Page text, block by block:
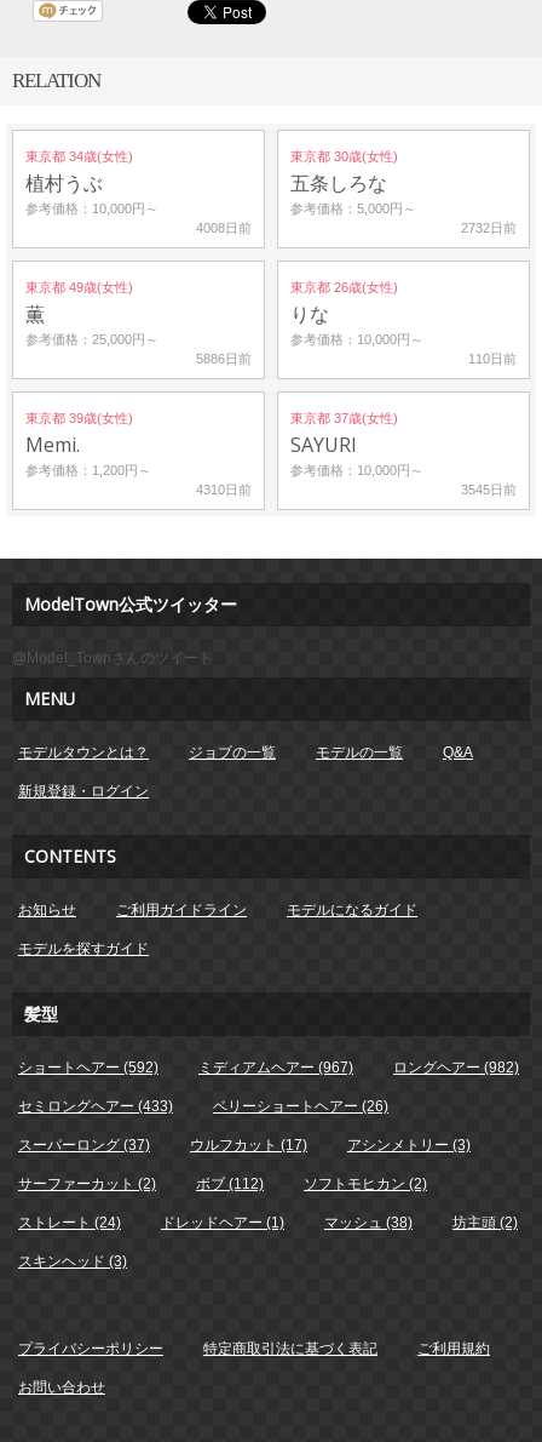
RELATION
東京都 34歳(女性)
植村うぶ
参考価格：10,000円～
4008日前
東京都 30歳(女性)
五条しろな
参考価格：5,000円～
2732日前
東京都 49歳(女性)
薫
参考価格：25,000円～
5886日前
東京都 26歳(女性)
りな
参考価格：10,000円～
110日前
東京都 39歳(女性)
Memi.
参考価格：1,200円～
4310日前
東京都 37歳(女性)
SAYURI
参考価格：10,000円～
3545日前
ModelTown公式ツイッター
@Model_Townさんのツイート
MENU
モデルタウンとは？ ジョブの一覧 モデルの一覧 Q&A
新規登録・ログイン
CONTENTS
お知らせ ご利用ガイドライン モデルになるガイド
モデルを探すガイド
髪型
ショートヘアー (592) ミディアムヘアー (967) ロングヘアー (982)
セミロングヘアー (433) ベリーショートヘアー (26)
スーパーロング (37) ウルフカット (17) アシンメトリー (3)
サーファーカット (2) ボブ (112) ソフトモヒカン (2)
ストレート (24) ドレッドヘアー (1) マッシュ (38) 坊主頭 (2)
スキンヘッド (3)
プライバシーポリシー 特定商取引法に基づく表記 ご利用規約
お問い合わせ